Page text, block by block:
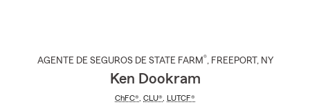
AGENTE DE SEGUROS DE STATE FARM®, FREEPORT , NY
Ken Dookram
ChFC® CLU® LUTCF®